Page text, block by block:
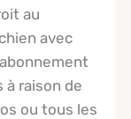
au
avec
à raison de
ou tous les